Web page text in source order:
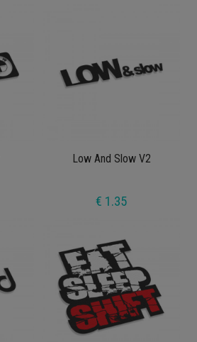
Low And Slow V2
€ 1.35